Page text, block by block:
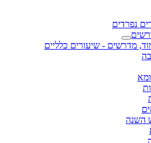
נפרדים
מדרשים - שיעורים כלליים
השנה